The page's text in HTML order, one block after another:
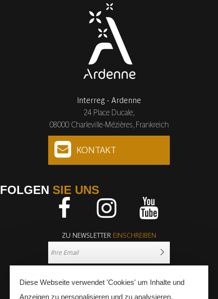
Interreg - Ardenne
24 Place Ducale,
08000 Charleville-Mézières, Frankreich
KONTAKT
FOLGEN SIE UNS
ZU NEWSLETTER EINSCHREIBEN
Diese Webseite verwendet 'Cookies' um Inhalte und
Anzeigen zu personalisieren und zu analysieren.